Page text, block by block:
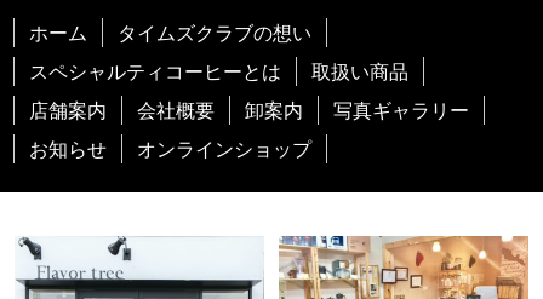
ホーム
タイムズクラブの想い
スペシャルティコーヒーとは
取扱い商品
店舗案内
会社概要 卸案内
写真ギャラリー
お知らせ
オンラインショップ